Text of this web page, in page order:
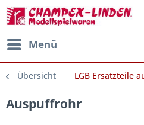
Menü
Übersicht LGB Ersatzteile
Auspuffrohr